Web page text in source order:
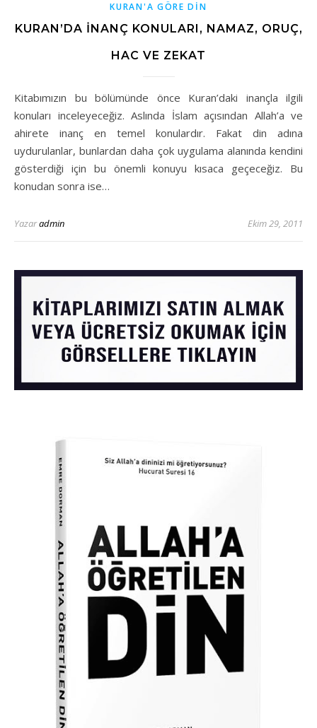
KURAN'A GÖRE DİN
KURAN’DA İNANÇ KONULARI, NAMAZ, ORUÇ,
HAC VE ZEKAT
Kitabımızın bu bölümünde önce Kuran’daki inançla ilgili
konuları inceleyeceğiz. Aslında İslam açısından Allah’a ve
ahirete inanç en temel konulardır. Fakat din adına
uydurulanlar, bunlardan daha çok uygulama alanında kendini
gösterdiği için bu önemli konuyu kısaca geçeceğiz. Bu
konudan sonra ise…
Yazaradmin Ekim 29, 2011